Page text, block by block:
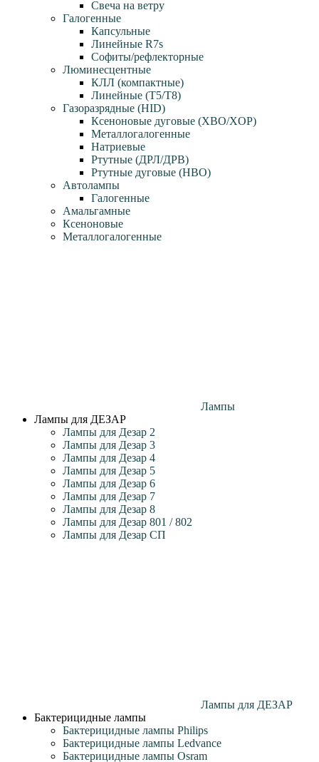
Свеча на ветру
Галогенные
Капсульные
Линейные R7s
Софиты/рефлекторные
Люминесцентные
КЛЛ (компактные)
Линейные (T5/T8)
Газоразрядные (HID)
Ксеноновые дуговые (XBO/XOP)
Металлогалогенные
Натриевые
Ртутные (ДРЛ/ДРВ)
Ртутные дуговые (HBO)
Автолампы
Галогенные
Амальгамные
Ксеноновые
Металлогалогенные
Лампы
Лампы для ДЕЗАР
Лампы для Дезар 2
Лампы для Дезар 3
Лампы для Дезар 4
Лампы для Дезар 5
Лампы для Дезар 6
Лампы для Дезар 7
Лампы для Дезар 8
Лампы для Дезар 801 / 802
Лампы для Дезар СП
Лампы для ДЕЗАР
Бактерицидные лампы
Бактерицидные лампы Philips
Бактерицидные лампы Ledvance
Бактерицидные лампы Osram